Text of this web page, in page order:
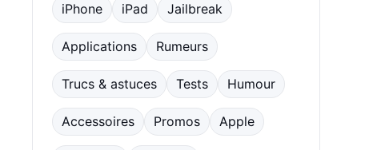
iPhone iPad Jailbreak
Applications Rumeurs
Trucs & astuces Tests Humour
Accessoires Promos Apple